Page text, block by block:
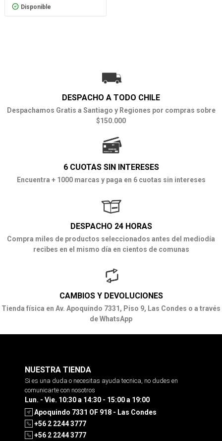
Disponible
DESPACHO A TODO CHILE
Despachamos Gratis a Santiago y Regiones por compras sobre
$150.000
6 CUOTAS SIN INTERESES
Encuentra + 1000 marcas y paga en 6 cuotas sin intereses
DESPACHO 24 HORAS
Compra miles de productos seleccionados antes del mediodía
recibes en el mismo día en cientos de comunas
CAMBIOS Y DEVOLUCIONES
Tienda física en Av. Apoquindo 7331, Piso 9, Las Condes o a través
de WhatsApp
NUESTRA TIENDA
Si es una duda o necesitas ayuda tecnica, no dudes en
comunicarte con nosotros
Lun. - Vie. 10:30 a 14:30 - 15:00 a 19:00
Apoquindo 7331 OF 918 - Las Condes
+56 2 2244 3777
+56 2 2244 3777